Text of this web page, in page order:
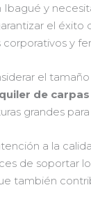
y
el
y
el
de
grandes
a la
de soportar
también